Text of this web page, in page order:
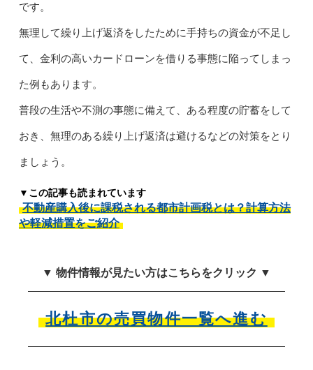
です。
無理して繰り上げ返済をしたために手持ちの資金が不足し
て、金利の高いカードローンを借りる事態に陥ってしまっ
た例もあります。
普段の生活や不測の事態に備えて、ある程度の貯蓄をして
おき、無理のある繰り上げ返済は避けるなどの対策をとり
ましょう。
▼この記事も読まれています
不動産購入後に課税される都市計画税とは？計算方法
や軽減措置をご紹介
▼ 物件情報が見たい方はこちらをクリック ▼
北杜市の売買物件一覧へ進む